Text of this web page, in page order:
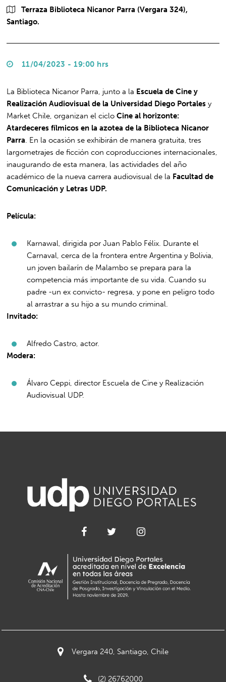
Terraza Biblioteca Nicanor Parra (Vergara 324),
Santiago.
11/04/2023 - 19:00 hrs
La Biblioteca Nicanor Parra, junto a la Escuela de Cine y
Realización Audiovisual de la Universidad Diego Portales y
Market Chile, organizan el cicloCine al horizonte:
Atardeceres fílmicos en la azotea de la Biblioteca Nicanor
Parra . En la ocasión se exhibirán de manera gratuita, tres
largometrajes de ficción con coproducciones internacionales,
inaugurando de esta manera, las actividades del año
académico de la nueva carrera audiovisual de la Facultad de
Comunicación y Letras UDP.
Película:
Karnawal, dirigida por Juan Pablo Félix. Durante el
Carnaval, cerca de la frontera entre Argentina y Bolivia,
un joven bailarín de Malambo se prepara para la
competencia más importante de su vida. Cuando su
padre -un ex convicto- regresa, y pone en peligro todo
al arrastrar a su hijo a su mundo criminal.
Invitado:
Alfredo Castro, actor.
Modera:
Álvaro Ceppi, director Escuela de Cine y Realización
Audiovisual UDP.
Vergara 240, Santiago, Chile
(2) 26762000